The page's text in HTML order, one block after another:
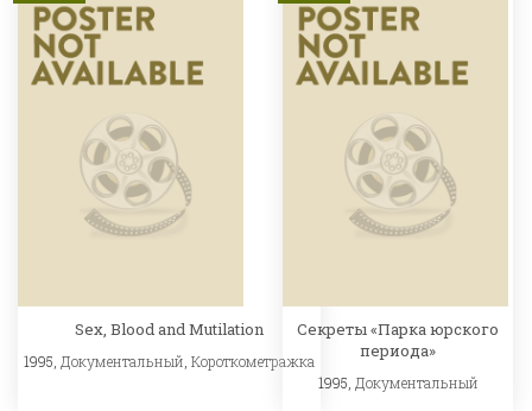
Sex, Blood and Mutilation
1995, Документальный Короткометражка
Секреты «Парка юрского
периода»
1995, Документальный